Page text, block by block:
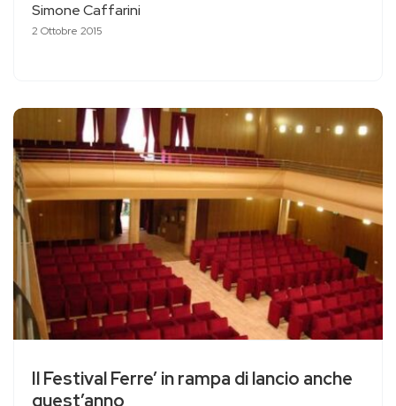
Simone Caffarini
2 Ottobre 2015
Il Festival Ferre’ in rampa di lancio anche
quest’anno